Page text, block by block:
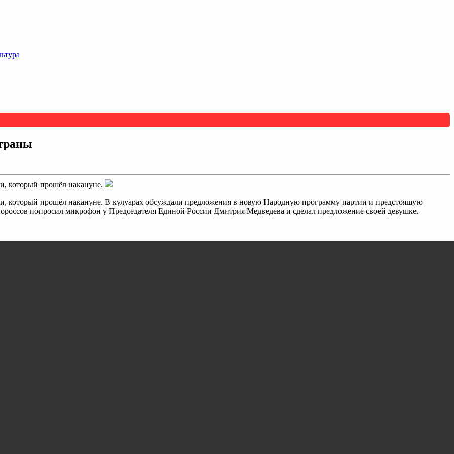
который прошёл накануне.
который прошёл накануне. В кулуарах обсуждали предложения в новую Народную программу партии и предстоящую
попросил микрофон у Председателя Единой России Дмитрия Медведева и сделал предложение своей девушке.